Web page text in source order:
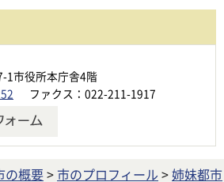
1市役所本庁舎4階
ファクス：022-211-1917
の概要>市のプロフィール >姉妹都市